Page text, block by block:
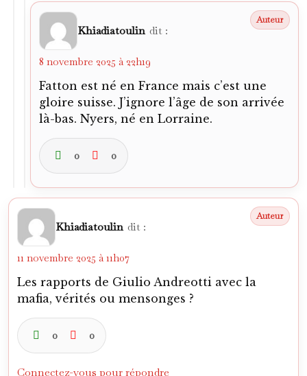
Khiadiatoulin
Les rapports de Giulio Andreotti avec la
mafia, vérités ou mensonges ?
0 0
Connectez-vous pour répondre
Il n’y a plus trop de doutes, ils ont été
repentis, dont celui de Buscetta (si ce n’est
pas déjà fait, il faut regarder le Traitre de